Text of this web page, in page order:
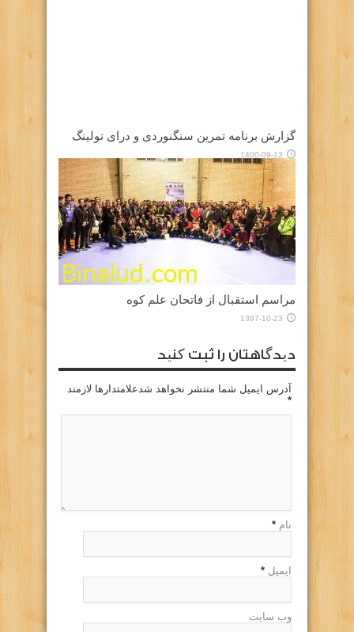
گزارش برنامه تمرین سنگنوردی و درای تولینگ
1400-09-13
مراسم استقبال از فاتحان علم کوه
1397-10-23
دیدگاهتان را ثبت کنید
آدرس ایمیل شما منتشر نخواهد شدعلامتدارها لازمند
*
نام *
ایمیل *
وب سایت